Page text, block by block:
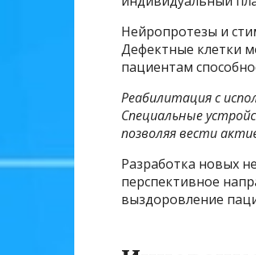
Нейропротезы и
Дефектные клетки
пациентам
Реабилитация с
Специальные
позволяя вести
Разработка новых
перспективное
выздоровление